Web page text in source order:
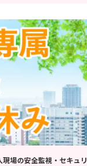
現場の安全監視・セキュリ